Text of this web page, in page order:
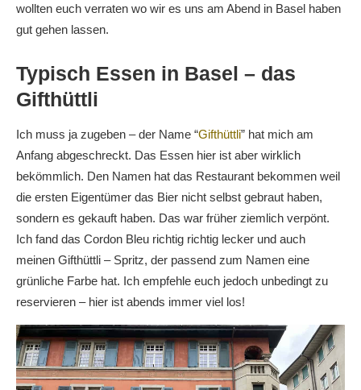
wollten euch verraten wo wir es uns am Abend in Basel haben
gut gehen lassen.
Typisch Essen in Basel – das
Gifthüttli
Ich muss ja zugeben – der Name “Gifthüttli” hat mich am
Anfang abgeschreckt. Das Essen hier ist aber wirklich
bekömmlich. Den Namen hat das Restaurant bekommen weil
die ersten Eigentümer das Bier nicht selbst gebraut haben,
sondern es gekauft haben. Das war früher ziemlich verpönt.
Ich fand das Cordon Bleu richtig richtig lecker und auch
meinen Gifthüttli – Spritz, der passend zum Namen eine
grünliche Farbe hat. Ich empfehle euch jedoch unbedingt zu
reservieren – hier ist abends immer viel los!